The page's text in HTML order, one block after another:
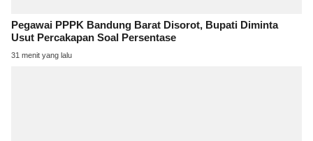
Pegawai PPPK Bandung Barat Disorot, Bupati Diminta
Usut Percakapan Soal Persentase
31 menit yang lalu